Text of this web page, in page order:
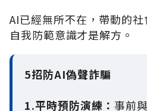
AI已經無所不在，帶動的
自我防範意識才是解方。
5招防AI偽聲詐騙
1.平時預防演練： 事前